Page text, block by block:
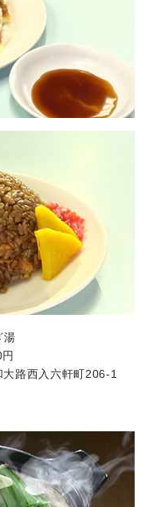
湯
路西入六軒町206-1